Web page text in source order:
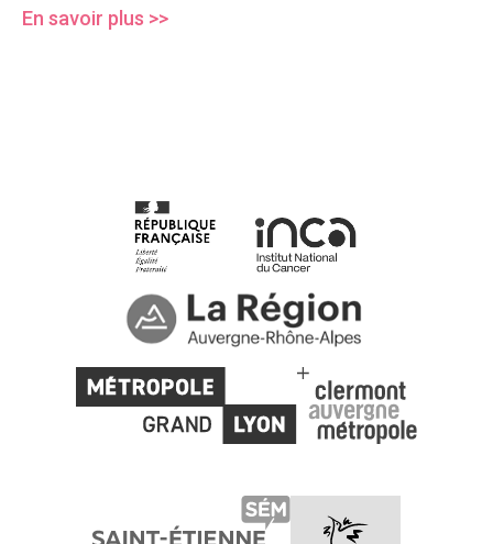
En savoir plus >>